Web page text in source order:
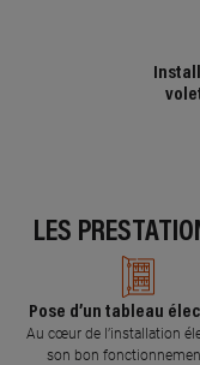
LES
Pose d’un tableau
Au cœur de l’installation
son bon